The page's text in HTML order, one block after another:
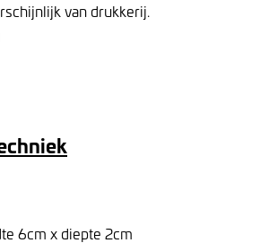
van drukkerij.
6cm x diepte 2cm